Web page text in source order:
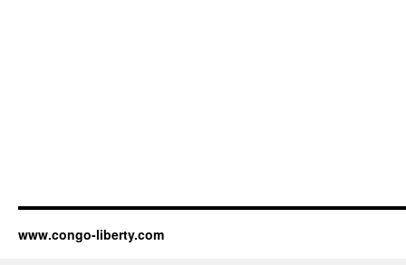
www.congo-liberty.com